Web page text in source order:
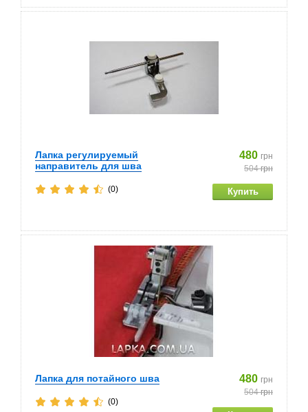
Лапка регулируемый
направитель для шва
480 грн
504грн
(0)
Лапка для потайного шва 480 грн
504грн
(0)